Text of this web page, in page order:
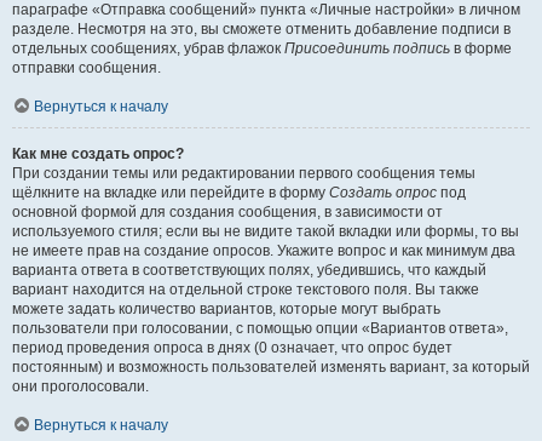
параграфе «Отправка сообщений» пункта «Личные настройки» в личном
разделе. Несмотря на это, вы сможете отменить добавление подписи в
отдельных сообщениях, убрав флажок Присоединить подпись в форме
отправки сообщения.
Вернуться к началу
Как мне создать опрос?
При создании темы или редактировании первого сообщения темы
щёлкните на вкладке или перейдите в форму Создать опрос под
основной формой для создания сообщения, в зависимости от
используемого стиля; если вы не видите такой вкладки или формы, то вы
не имеете прав на создание опросов. Укажите вопрос и как минимум два
варианта ответа в соответствующих полях, убедившись, что каждый
вариант находится на отдельной строке текстового поля. Вы также
можете задать количество вариантов, которые могут выбрать
пользователи при голосовании, с помощью опции «Вариантов ответа»,
период проведения опроса в днях (0 означает, что опрос будет
постоянным) и возможность пользователей изменять вариант, за который
они проголосовали.
Вернуться к началу